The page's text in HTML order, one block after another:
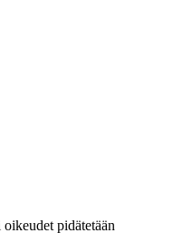
pidätetään